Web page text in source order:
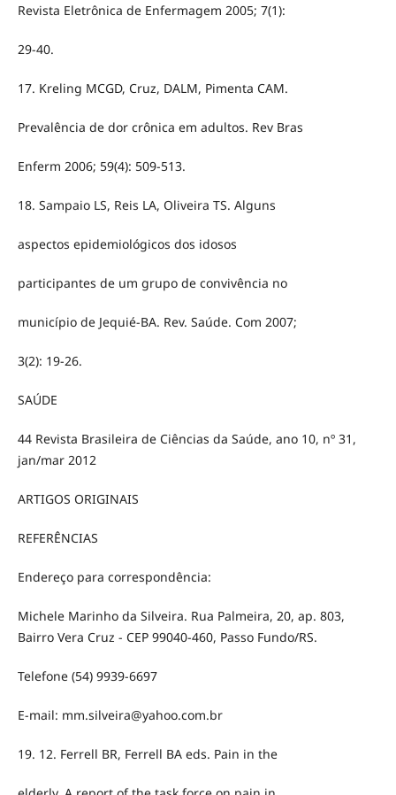
Revista Eletrônica de Enfermagem 2005; 7(1):
29-40.
17. Kreling MCGD, Cruz, DALM, Pimenta CAM.
Prevalência de dor crônica em adultos. Rev Bras
Enferm 2006; 59(4): 509-513.
18. Sampaio LS, Reis LA, Oliveira TS. Alguns
aspectos epidemiológicos dos idosos
participantes de um grupo de convivência no
município de Jequié-BA. Rev. Saúde. Com 2007;
3(2): 19-26.
SAÚDE
44 Revista Brasileira de Ciências da Saúde, ano 10, nº 31,
jan/mar 2012
ARTIGOS ORIGINAIS
REFERÊNCIAS
Endereço para correspondência:
Michele Marinho da Silveira. Rua Palmeira, 20, ap. 803,
Bairro Vera Cruz - CEP 99040-460, Passo Fundo/RS.
Telefone (54) 9939-6697
E-mail: mm.silveira@yahoo.com.br
19. 12. Ferrell BR, Ferrell BA eds. Pain in the